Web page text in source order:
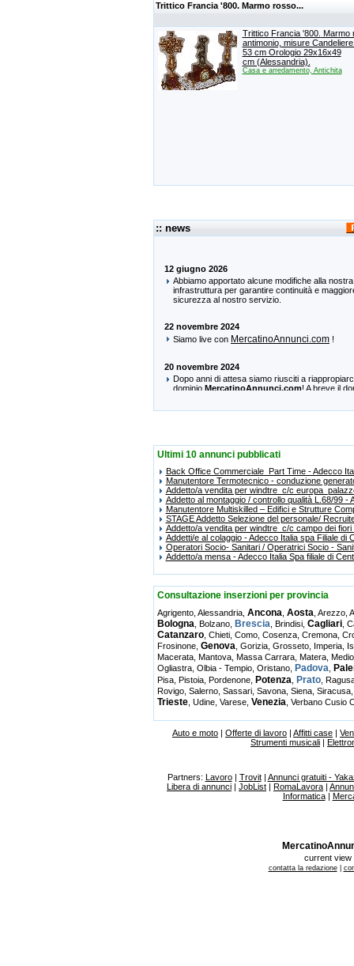
Trittico Francia '800. Marmo rosso...
Trittico Francia '800. Marmo
antimonio, misure
53 cm Orologio 29x16x49
cm (Alessandria).
Casa e arredamento, Antichita
:: news
Ultimi 10 annunci pubblicati
Back Office Commerciale_Part Time - Adecco
Manutentore Termotecnico - conduzione
Addetto/a vendita per windtre_c/c
Addetto al montaggio / controllo qualità L. 68/99 -
Manutentore Multiskilled – Edifici e Strutture
STAGE Addetto Selezione del personale/
Addetto/a vendita per windtre_c/c campo dei
Addetti/e al colaggio - Adecco Italia spa Filiale di
Operatori Socio- Sanitari / Operatrici Socio -
Addetto/a mensa - Adecco Italia Spa filiale di
Consultazione inserzioni per provincia
Agrigento, Alessandria, Ancona Aosta Arezzo,
Bologna Bolzano, Brescia Brindisi, Cagliari,
Catanzaro, Chieti, Como, Cosenza, Cremona,
Frosinone, Genova Gorizia, Grosseto, Imperia,
Macerata, Mantova, Massa Carrara, Matera,
Ogliastra, Olbia - Tempio, Oristano, Padova
Pisa, Pistoia, Pordenone, Potenza Prato,
Rovigo, Salerno, Sassari, Savona, Siena, Siracusa
Trieste, Udine, Varese, Venezia Verbano Cusio
Auto e moto | Offerte di lavoro | Affitti case |
Strumenti musicali |
Partners: Lavoro| Trovit| Annunci gratuiti -
Libera di annunci | JobList | RomaLavora |
Informatica|
current
contatta la redazione|